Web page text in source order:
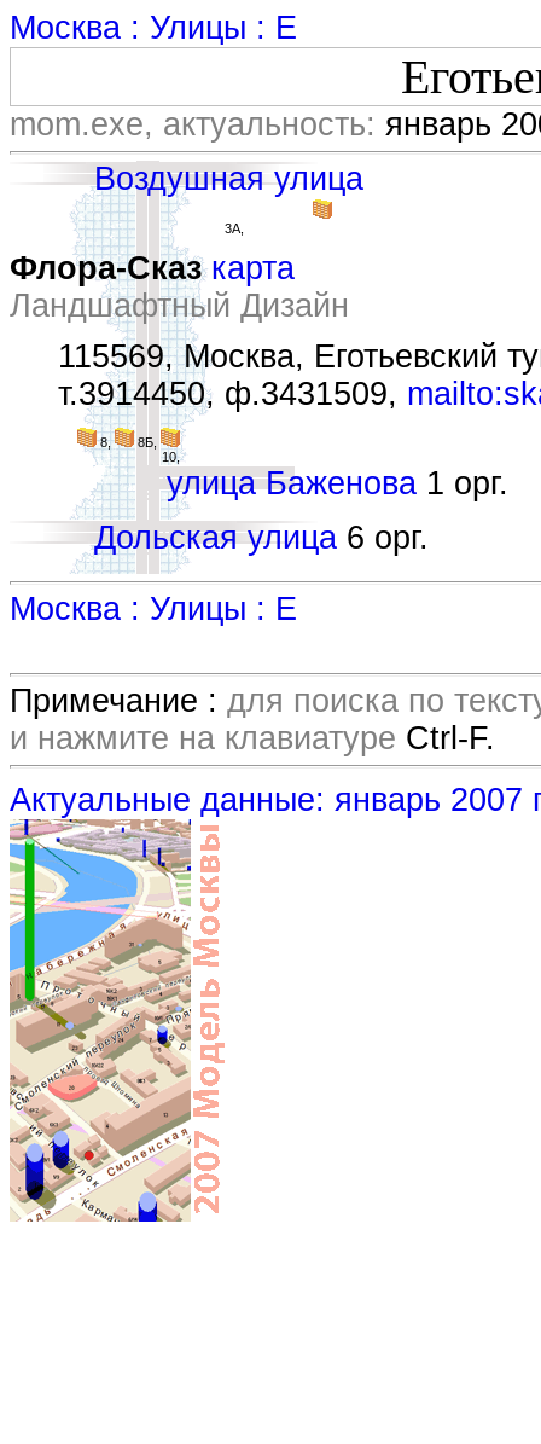
Москва : Улицы : Е
mom.exe, актуальность: январь
Воздушная улица
3А,
Флора-Сказ карта
Ландшафтный Дизайн
115569, Москва, Еготьевский
т.3914450, ф.3431509,
8,
8Б,
10,
улица Баженова 1 орг.
Дольская улица 6 орг.
Москва : Улицы : Е
Примечание : для поиска по
и нажмите на клавиатуре Ctrl-F.
Актуальные данные: январь 2007